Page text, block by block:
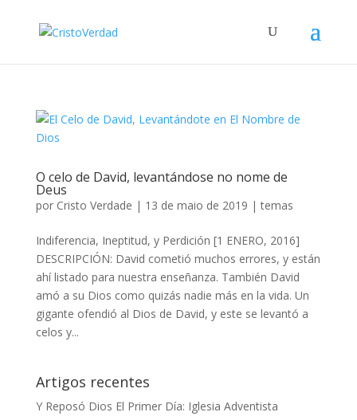
O celo de David, levantándose no nome de
Deus
por Cristo Verdade | 13 de maio de 2019 |temas
Indiferencia, Ineptitud, y Perdición [1 ENERO, 2016]
DESCRIPCIÓN: David cometió muchos errores, y están
ahí listado para nuestra enseñanza. También David
amó a su Dios como quizás nadie más en la vida. Un
gigante ofendió al Dios de David, y este se levantó a
celos y...
Artigos recentes
Y Reposó Dios El Primer Día: Iglesia Adventista